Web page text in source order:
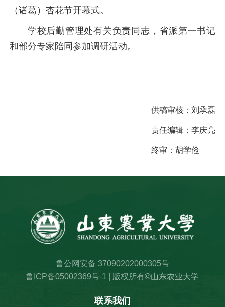
（诸葛）杏花节开幕式。
学校后勤管理处有关负责同志，省派第一书记
和部分专家陪同参加调研活动。
供稿审核：刘承磊
责任编辑：李庆亮
终审：胡学俭
鲁公网安备 37090202000305号
鲁ICP备05002369号-1 | 版权所有©山东农业大学
联系我们